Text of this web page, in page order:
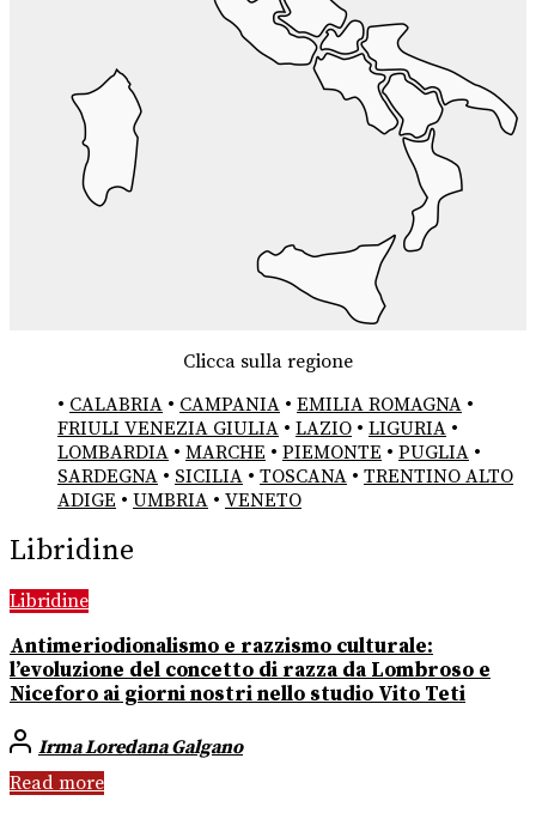
Clicca sulla regione
• CALABRIA • CAMPANIA • EMILIA ROMAGNA •
FRIULI VENEZIA GIULIA • LAZIO • LIGURIA •
LOMBARDIA • MARCHE • PIEMONTE • PUGLIA •
SARDEGNA • SICILIA • TOSCANA • TRENTINO ALTO
ADIGE • UMBRIA • VENETO
Libridine
Libridine
Antimeriodionalismo e razzismo culturale:
l’evoluzione del concetto di razza da Lombroso e
Niceforo ai giorni nostri nello studio Vito Teti
Irma Loredana Galgano
Read more